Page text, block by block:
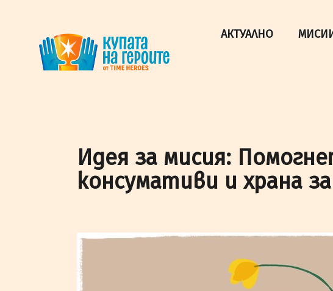
АКТУАЛНО
Идея за мисия:
консумативи и храна